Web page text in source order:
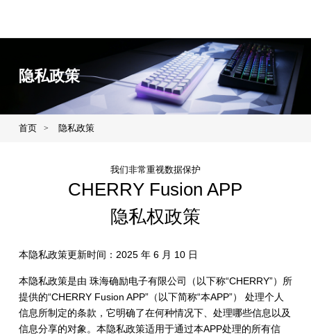
隐私政策
首页 > 隐私政策
我们非常重视数据保护
CHERRY Fusion APP
隐私权政策
本隐私政策更新时间：2025 年 6 月 10 日
本隐私政策是由 珠海确励电子有限公司（以下称“CHERRY”）所
提供的“CHERRY Fusion APP”（以下简称“本APP”） 处理个人
信息所制定的条款，它明确了在何种情况下、处理哪些信息以及
信息分享的对象。本隐私政策适用于通过本APP处理的所有信